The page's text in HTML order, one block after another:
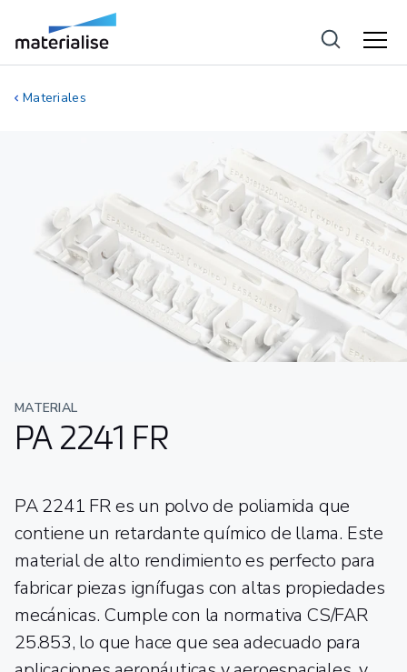
Materiales
MATERIAL
PA 2241 FR
PA 2241 FR es un polvo de poliamida que
contiene un retardante químico de llama. Este
material de alto rendimiento es perfecto para
fabricar piezas ignífugas con altas propiedades
mecánicas. Cumple con la normativa CS/FAR
25.853, lo que hace que sea adecuado para